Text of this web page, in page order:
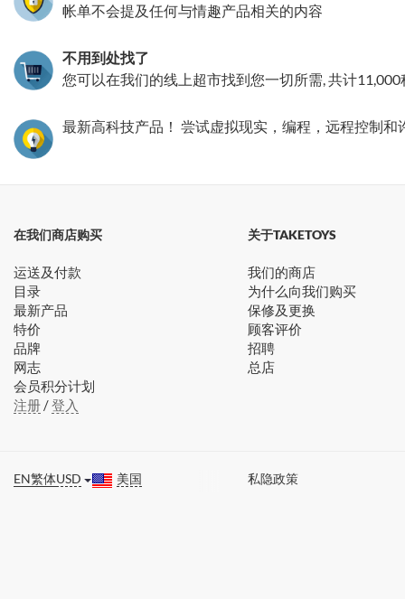
帐单不会提及任何与情趣产品相关的内容
不用到处找了
您可以在我们的线上超市找到您一切所需, 共计11,000
最新高科技产品！ 尝试虚拟现实，编程，远程控制
在我们商店购买
运送及付款
目录
最新产品
特价
品牌
网志
会员积分计划
注册/登入
关于TAKETOYS
我们的商店
为什么向我们购买
保修及更换
顾客评价
招聘
总店
EN繁体USD 美国 私隐政策